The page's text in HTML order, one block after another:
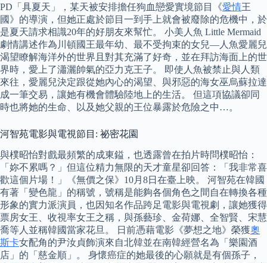
PD「具夏天」，某天被安排擔任狗血戀愛實境節目《愛情王
國》的導演，但她正處於節目一到手上就會被廢除的危機中，於
是夏天請求相識20年的好朋友來幫忙。 小美人魚 Little Mermaid
劇情講述作為川頓國王最年幼、最不受拘束的女兒—人魚愛麗兒
渴望瞭解海洋外的世界且對其充滿了好奇，並在拜訪海面上的世
界時，愛上了瀟灑帥氣的亞力克王子。 即使人魚被禁止與人類
來往，愛麗兒決定跟從她內心的渴望、與邪惡的海女巫烏蘇拉達
成一筆交易，讓她有機會體驗陸地上的生活。 但這項協議卻同
時也將她的生命、以及她父親的王位暴露於危險之中…。
河智苑電影與電視節目: 祕密花園
與樸昭怡對戲最頻繁的成東鎰，也透露曾在拍片時問樸昭怡：
「妳不累嗎？」但這位精力無限的天才童星卻回答：「我非常喜
歡這個片場！」《無價之保》10月8日在臺上映。 河智苑在韓國
有著「變色龍」的稱號，號稱是能夠各個角色之間自在轉換各種
形象的實力派演員，也因知名作品跨足電影與電視劇，讓她獲得
票房女王、收視率女王之稱，與孫藝珍、金荷娜、全智賢、宋慧
喬等人並稱韓國當家花旦。 日前憑藉電影《夢想之地》榮獲奧
斯卡女配角的尹汝貞飾演來自北韓並在南韓經營名為「樂園酒
店」的「慈金順」。 身懷癌症的她最後的心願就是有個孫子，